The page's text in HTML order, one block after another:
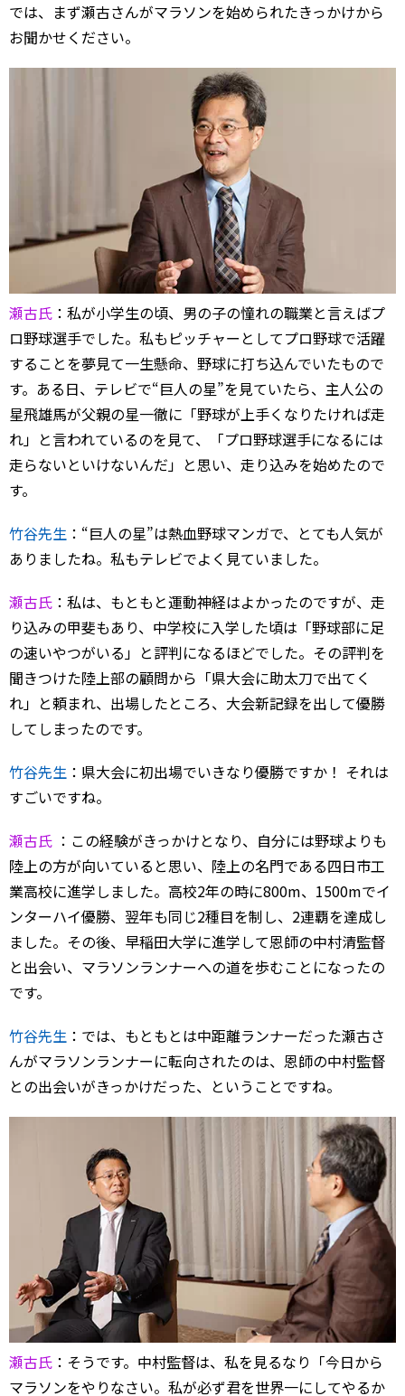
では、まず瀬古さんがマラソンを始められたきっかけから
お聞かせください。
瀬古氏 ：私が小学生の頃、男の子の憧れの職業と言えばプ
ロ野球選手でした。私もピッチャーとしてプロ野球で活躍
することを夢見て一生懸命、野球に打ち込んでいたもので
す。ある日、テレビで“巨人の星”を見ていたら、主人公の
星飛雄馬が父親の星一徹に「野球が上手くなりたければ走
れ」と言われているのを見て、「プロ野球選手になるには
走らないといけないんだ」と思い、走り込みを始めたので
す。
竹谷先生 ：“巨人の星”は熱血野球マンガで、とても人気が
ありましたね。私もテレビでよく見ていました。
瀬古氏 ：私は、もともと運動神経はよかったのですが、走
り込みの甲斐もあり、中学校に入学した頃は「野球部に足
の速いやつがいる」と評判になるほどでした。その評判を
聞きつけた陸上部の顧問から「県大会に助太刀で出てく
れ」と頼まれ、出場したところ、大会新記録を出して優勝
してしまったのです。
竹谷先生 ：県大会に初出場でいきなり優勝ですか！ それは
すごいですね。
瀬古氏 ：この経験がきっかけとなり、自分には野球よりも
陸上の方が向いていると思い、陸上の名門である四日市工
業高校に進学しました。高校2年の時に800m、1500mでイ
ンターハイ優勝、翌年も同じ2種目を制し、2連覇を達成し
ました。その後、早稲田大学に進学して恩師の中村清監督
と出会い、マラソンランナーへの道を歩むことになったの
です。
竹谷先生 ：では、もともとは中距離ランナーだった瀬古さ
んがマラソンランナーに転向されたのは、恩師の中村監督
との出会いがきっかけだった、ということですね。
瀬古氏 ：そうです。中村監督は、私を見るなり「今日から
マラソンをやりなさい。私が必ず君を世界一にしてやるか